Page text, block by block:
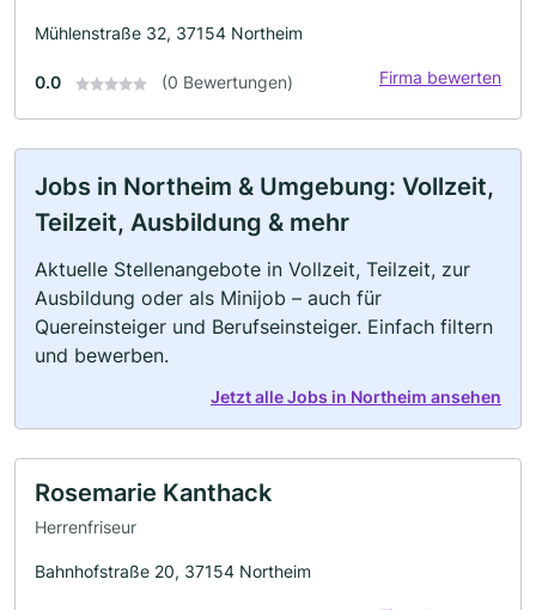
Mühlenstraße 32, 37154 Northeim
0.0 (0 Bewertungen) Firma bewerten
Jobs in Northeim & Umgebung: Vollzeit,
Teilzeit, Ausbildung & mehr
Aktuelle Stellenangebote in Vollzeit, Teilzeit, zur
Ausbildung oder als Minijob – auch für
Quereinsteiger und Berufseinsteiger. Einfach filtern
und bewerben.
Jetzt alle Jobs in Northeim ansehen
Rosemarie Kanthack
Herrenfriseur
Bahnhofstraße 20, 37154 Northeim